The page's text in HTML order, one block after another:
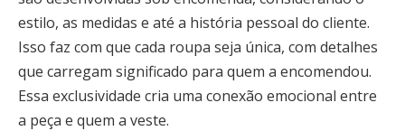
estilo, as medidas e até a história pessoal do cliente.
Isso faz com que cada roupa seja única, com detalhes
que carregam significado para quem a encomendou.
Essa exclusividade cria uma conexão emocional entre
a peça e quem a veste.